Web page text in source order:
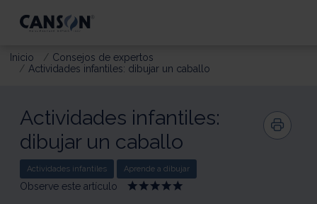
Inicio
Consejos de expertos
Actividades infantiles: dibujar un caballo
Actividades infantiles:
dibujar un caballo
Actividades infantiles Aprende a dibujar
Observe este artículo
GiveGiveGiveGiveGive